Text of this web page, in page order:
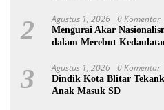
2 Agustus 1, 2026 0 Komentar
Mengurai Akar
dalam Merebut
3 Agustus 1, 2026 0 Komentar
Dindik Kota Blitar
Anak Masuk SD